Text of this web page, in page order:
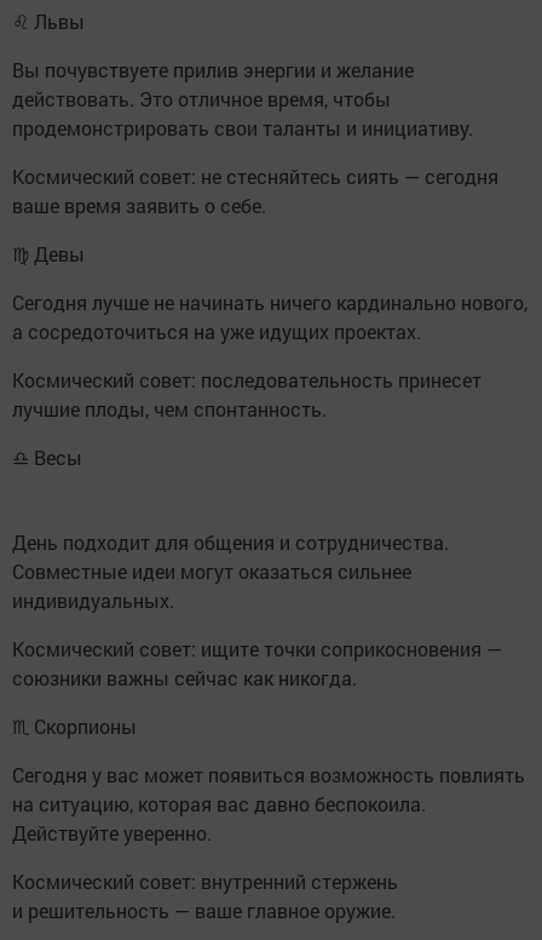
♌ Львы
Вы почувствуете прилив энергии и желание
действовать. Это отличное время, чтобы
продемонстрировать свои таланты и инициативу.
Космический совет: не стесняйтесь сиять — сегодня
ваше время заявить о себе.
♍ Девы
Сегодня лучше не начинать ничего кардинально нового,
а сосредоточиться на уже идущих проектах.
Космический совет: последовательность принесет
лучшие плоды, чем спонтанность.
♎ Весы
День подходит для общения и сотрудничества.
Совместные идеи могут оказаться сильнее
индивидуальных.
Космический совет: ищите точки соприкосновения —
союзники важны сейчас как никогда.
♏ Скорпионы
Сегодня у вас может появиться возможность повлиять
на ситуацию, которая вас давно беспокоила.
Действуйте уверенно.
Космический совет: внутренний стержень
и решительность — ваше главное оружие.